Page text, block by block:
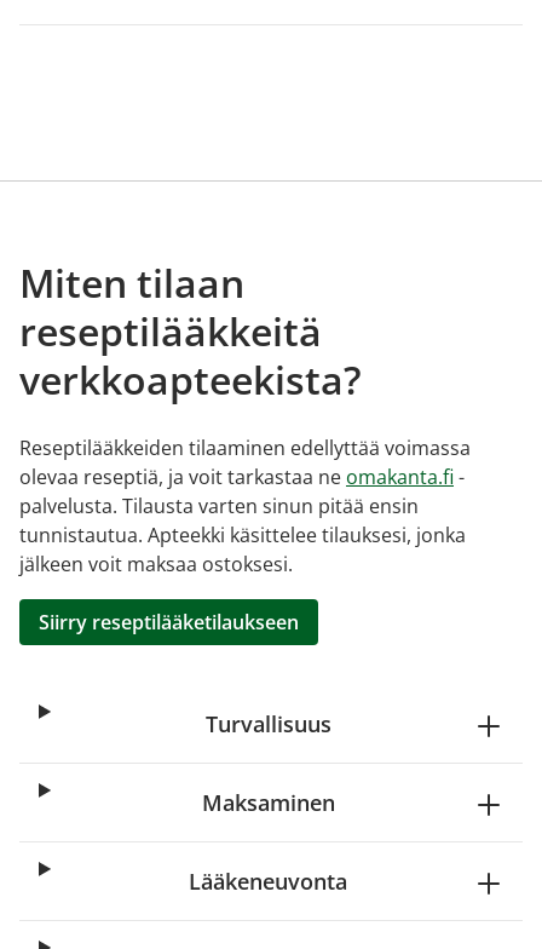
Miten tilaan
reseptilääkkeitä
verkkoapteekista?
Reseptilääkkeiden tilaaminen edellyttää voimassa
olevaa reseptiä, ja voit tarkastaa ne omakanta.fi -
palvelusta. Tilausta varten sinun pitää ensin
tunnistautua. Apteekki käsittelee tilauksesi, jonka
jälkeen voit maksaa ostoksesi.
Siirry reseptilääketilaukseen
Turvallisuus
Maksaminen
Lääkeneuvonta